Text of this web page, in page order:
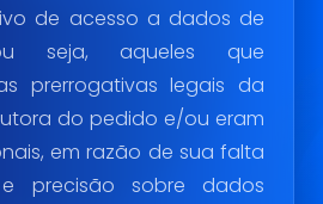
de acesso a dados de
seja, aqueles que
prerrogativas legais da
do pedido e/ou eram
em razão de sua falta
precisão sobre dados